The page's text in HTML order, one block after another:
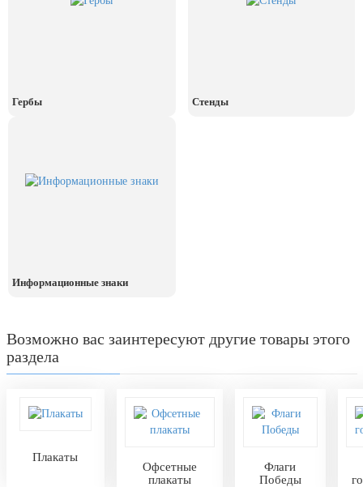
День рыбака (второе воскресенье
Гербы Стенды
Информационные знаки
Возможно вас заинтересуют другие товары этого
раздела
Плакаты
Офсетные
плакаты
Флаги
Победы